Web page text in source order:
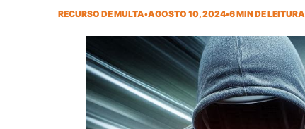
RECURSO DE MULTA•AGOSTO 10, 2024•6 MIN DE LEITURA